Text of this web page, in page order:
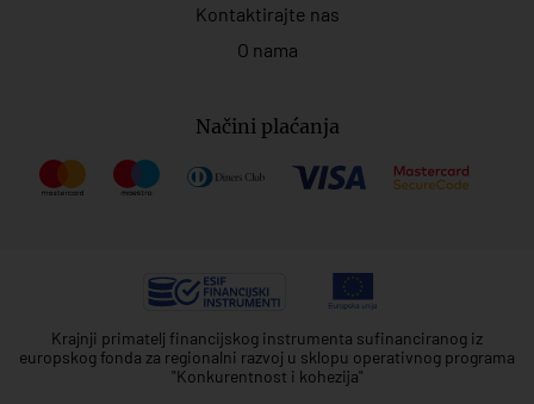
Kontaktirajte nas
O nama
Načini plaćanja
Krajnji primatelj financijskog instrumenta sufinanciranog iz
europskog fonda za regionalni razvoj u sklopu operativnog programa
"Konkurentnost i kohezija"